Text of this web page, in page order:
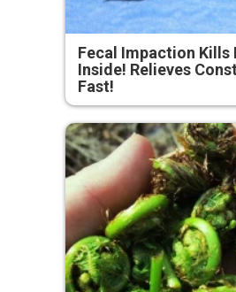
Fecal Impaction Kills
Inside! Relieves
Fast!